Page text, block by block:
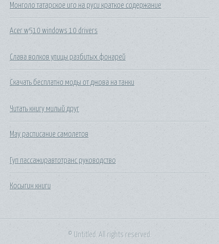
Монголо татарское иго на руси краткое содержание
Acer w510 windows 10 drivers
Слава волков улицы разбитых фонарей
Скачать бесплатно моды от джова на танки
Читать книгу милый друг
Мау расписание самолетов
Гуп пассажиравтотранс руководство
Косыгин книги
© Untitled. All rights reserved.